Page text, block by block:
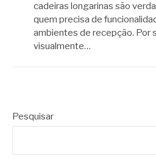
cadeiras longarinas são
quem precisa de
ambientes de recepção. Por
visualmente…
Pesquisar